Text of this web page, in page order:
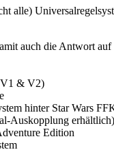
alle)
auch die Antwort auf
& V2)
hinter Star Wars
Auskopplung erhältlich)
Edition